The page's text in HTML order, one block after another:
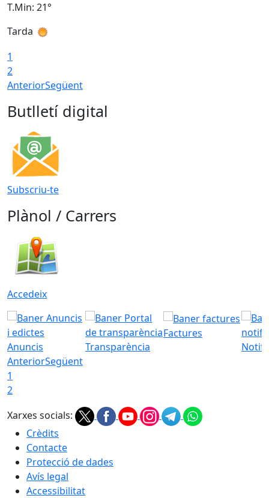
T.Min: 21°
Tarda
1
2
AnteriorSegüent
Butlletí digital
Subscriu-te
Plànol / Carrers
Accedeix
Anuncis Transparència
Factures
AnteriorSegüent
1
2
Xarxes socials:
Crèdits
Contacte
Protecció de dades
Avís legal
Accessibilitat